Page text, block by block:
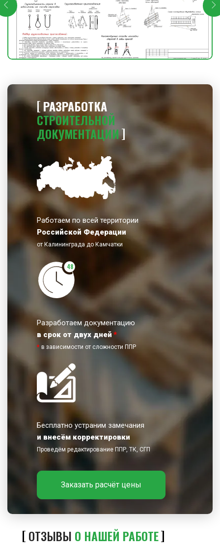
РАЗРАБОТКА
СТРОИТЕЛЬНОЙ
ДОКУМЕНТАЦИИ
Работаем по всей территории
Российской Федерации
от Калининграда до Камчатки
48
Разработаем документацию
в срок от двух дней *
* в зависимости от сложности ППР
Бесплатно устраним замечания
и внесём корректировки
Проведём редактирование ППР, ТК, СГП
Заказать расчёт цены
ОТЗЫВЫ О НАШЕЙ РАБОТЕ